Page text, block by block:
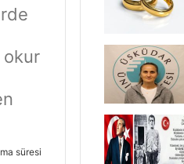
okur
süresi